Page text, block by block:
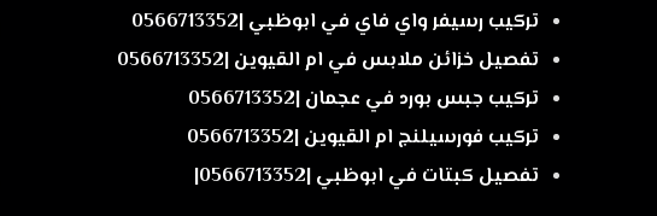
تركيب رسيفر واي فاي في ابوظبي |0566713352
تفصيل خزائن ملابس في ام القيوين |0566713352
تركيب جبس بورد في عجمان |0566713352
تركيب فورسيلنج ام القيوين |0566713352
تفصيل كبتات في ابوظبي |0566713352|